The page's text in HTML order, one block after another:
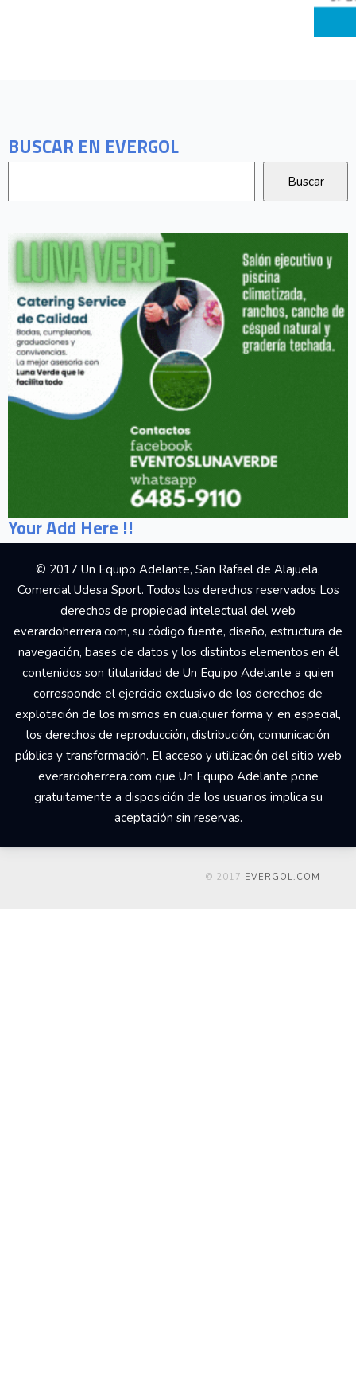
BUSCAR EN EVERGOL
Your Add Here !!
© 2017 Un Equipo Adelante, San Rafael de Alajuela,
Comercial Udesa Sport. Todos los derechos reservados Los
derechos de propiedad intelectual del web
everardoherrera.com, su código fuente, diseño, estructura de
navegación, bases de datos y los distintos elementos en él
contenidos son titularidad de Un Equipo Adelante a quien
corresponde el ejercicio exclusivo de los derechos de
explotación de los mismos en cualquier forma y, en especial,
los derechos de reproducción, distribución, comunicación
pública y transformación. El acceso y utilización del sitio web
everardoherrera.com que Un Equipo Adelante pone
gratuitamente a disposición de los usuarios implica su
aceptación sin reservas.
© 2017 EVERGOL.COM